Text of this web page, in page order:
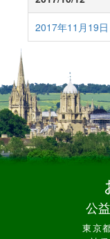
2017年11月19
公
東京